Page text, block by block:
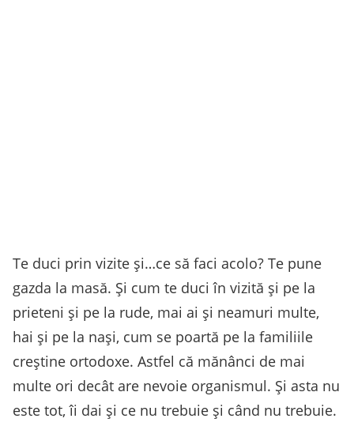
Te duci prin vizite și…ce să faci acolo? Te pune
gazda la masă. Și cum te duci în vizită și pe la
prieteni și pe la rude, mai ai și neamuri multe,
hai și pe la nași, cum se poartă pe la familiile
creștine ortodoxe. Astfel că mănânci de mai
multe ori decât are nevoie organismul. Și asta nu
este tot, îi dai și ce nu trebuie și când nu trebuie.